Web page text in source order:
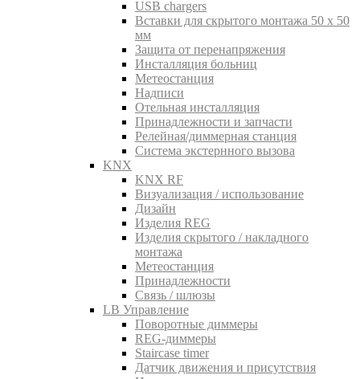
USB chargers
Вставки для скрытого монтажа 50 x 50
мм
Защита от перенапряжения
Инсталляция больниц
Метеостанция
Надписи
Отельная инсталляция
Принадлежности и запчасти
Релейная/диммерная станция
Система экстернного вызова
KNX
KNX RF
Визуализация / использование
Дизайн
Изделия REG
Изделия скрытого / накладного
монтажа
Метеостанция
Принадлежности
Связь / шлюзы
LB Управление
Поворотные диммеры
REG-диммеры
Staircase timer
Датчик движения и присутствия